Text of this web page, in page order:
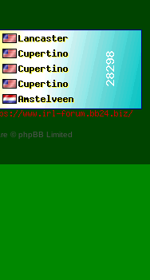
© phpBB Limited